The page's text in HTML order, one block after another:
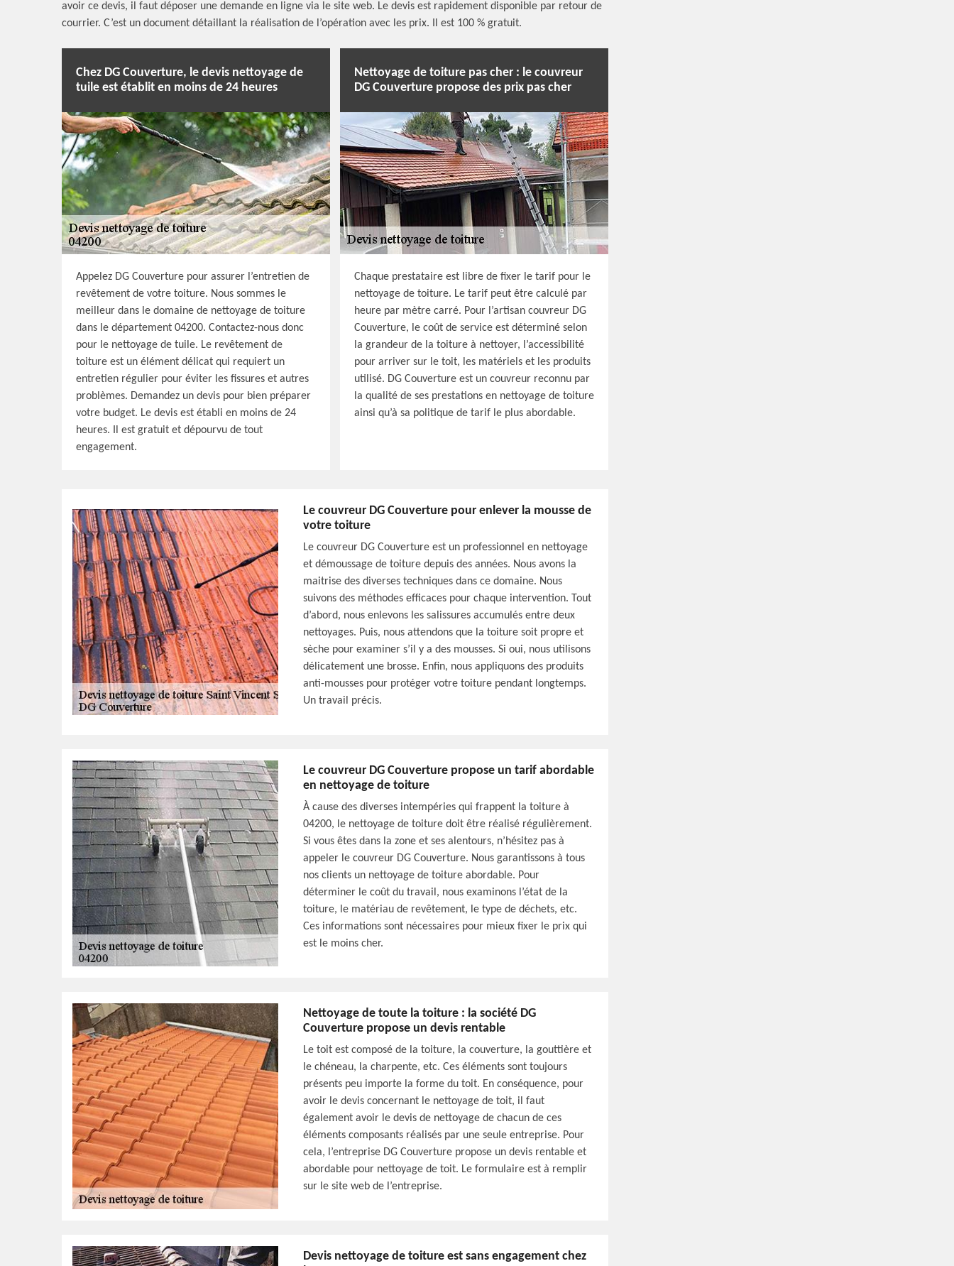
avoir ce devis, il faut déposer une demande en ligne via le site web. Le devis est rapidement disponible par retour de
courrier. C’est un document détaillant la réalisation de l’opération avec les prix. Il est 100 % gratuit.
Chez DG Couverture, le devis nettoyage de
tuile est établit en moins de 24 heures
Appelez DG Couverture pour assurer l’entretien de
revêtement de votre toiture. Nous sommes le
meilleur dans le domaine de nettoyage de toiture
dans le département 04200. Contactez-nous donc
pour le nettoyage de tuile. Le revêtement de
toiture est un élément délicat qui requiert un
entretien régulier pour éviter les fissures et autres
problèmes. Demandez un devis pour bien préparer
votre budget. Le devis est établi en moins de 24
heures. Il est gratuit et dépourvu de tout
engagement.
Nettoyage de toiture pas cher : le couvreur
DG Couverture propose des prix pas cher
Chaque prestataire est libre de fixer le tarif pour le
nettoyage de toiture. Le tarif peut être calculé par
heure par mètre carré. Pour l’artisan couvreur DG
Couverture, le coût de service est déterminé selon
la grandeur de la toiture à nettoyer, l’accessibilité
pour arriver sur le toit, les matériels et les produits
utilisé. DG Couverture est un couvreur reconnu par
la qualité de ses prestations en nettoyage de toiture
ainsi qu’à sa politique de tarif le plus abordable.
Le couvreur DG Couverture pour enlever la mousse de
votre toiture
Le couvreur DG Couverture est un professionnel en nettoyage
et démoussage de toiture depuis des années. Nous avons la
maitrise des diverses techniques dans ce domaine. Nous
suivons des méthodes efficaces pour chaque intervention. Tout
d’abord, nous enlevons les salissures accumulés entre deux
nettoyages. Puis, nous attendons que la toiture soit propre et
sèche pour examiner s’il y a des mousses. Si oui, nous utilisons
délicatement une brosse. Enfin, nous appliquons des produits
anti-mousses pour protéger votre toiture pendant longtemps.
Un travail précis.
Le couvreur DG Couverture propose un tarif abordable
en nettoyage de toiture
À cause des diverses intempéries qui frappent la toiture à
04200, le nettoyage de toiture doit être réalisé régulièrement.
Si vous êtes dans la zone et ses alentours, n’hésitez pas à
appeler le couvreur DG Couverture. Nous garantissons à tous
nos clients un nettoyage de toiture abordable. Pour
déterminer le coût du travail, nous examinons l’état de la
toiture, le matériau de revêtement, le type de déchets, etc.
Ces informations sont nécessaires pour mieux fixer le prix qui
est le moins cher.
Nettoyage de toute la toiture : la société DG
Couverture propose un devis rentable
Le toit est composé de la toiture, la couverture, la gouttière et
le chéneau, la charpente, etc. Ces éléments sont toujours
présents peu importe la forme du toit. En conséquence, pour
avoir le devis concernant le nettoyage de toit, il faut
également avoir le devis de nettoyage de chacun de ces
éléments composants réalisés par une seule entreprise. Pour
cela, l’entreprise DG Couverture propose un devis rentable et
abordable pour nettoyage de toit. Le formulaire est à remplir
sur le site web de l’entreprise.
Devis nettoyage de toiture est sans engagement chez